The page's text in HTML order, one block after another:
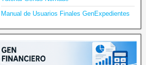
Manual de Usuarios Finales GenExpedientes